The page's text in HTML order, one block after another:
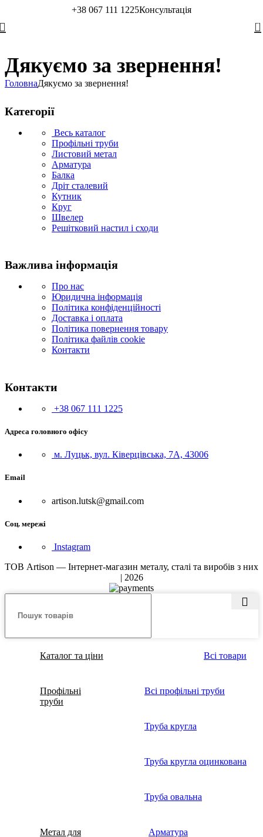
+38 067 111 1225Консультація
0
Дякуємо за звернення!
ГоловнаДякуємо за звернення!
Категорії
Весь каталог
Профільні труби
Листовий метал
Арматура
Балка
Дріт сталевий
Кутник
Круг
Швелер
Решітковий настил і сходи
Важлива інформація
Про нас
Юридична інформація
Політика конфіденційності
Доставка і оплата
Політика повернення товару
Політика файлів cookie
Контакти
Контакти
+38 067 111 1225
Адреса головного офісу
м. Луцьк, вул. Ківерцівська, 7А, 43006
Email
artison.lutsk@gmail.com
Соц. мережі
Instagram
ТОВ Artison — Інтернет-магазин металу, сталі та виробів з них
| 2026
Каталог та ціни Всі товари
Профільні
труби
Всі профільні труби
Труба кругла
Труба кругла оцинкована
Труба овальна
Метал для
Арматура